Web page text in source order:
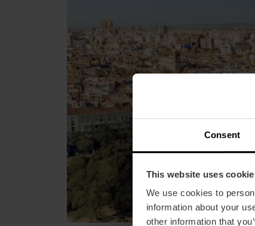
Consent
This website uses
We use cookies to
information about your
other information that